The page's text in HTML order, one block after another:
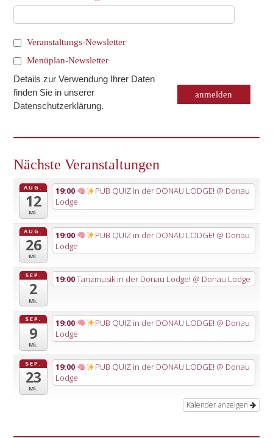
Veranstaltungs-Newsletter
Menüplan-Newsletter
Details zur Verwendung Ihrer Daten
finden Sie in unserer
Datenschutzerklärung.
Nächste Veranstaltungen
AUG.
12
Mi.
19:00 PUB QUIZ in der DONAU LODGE! @ Donau
Lodge
AUG.
26
Mi.
19:00 PUB QUIZ in der DONAU LODGE! @ Donau
Lodge
SEP.
2
Mi.
19:00Tanzmusik in der Donau Lodge! @ Donau Lodge
SEP.
9
Mi.
19:00 PUB QUIZ in der DONAU LODGE! @ Donau
Lodge
SEP.
23
Mi.
19:00 PUB QUIZ in der DONAU LODGE! @ Donau
Lodge
Kalender anzeigen